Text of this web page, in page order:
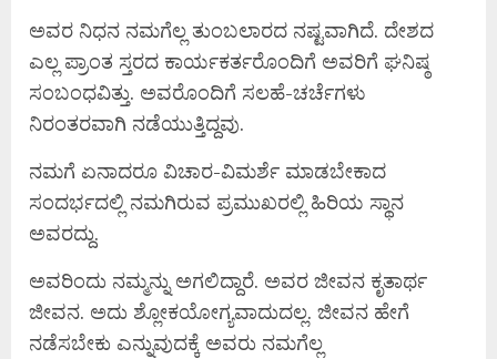
ಅವರ ನಿಧನ ನಮಗೆಲ್ಲ ತುಂಬಲಾರದ ನಷ್ಟವಾಗಿದೆ. ದೇಶದ
ಎಲ್ಲ ಪ್ರಾಂತ ಸ್ತರದ ಕಾರ್ಯಕರ್ತರೊಂದಿಗೆ ಅವರಿಗೆ ಘನಿಷ್ಠ
ಸಂಬಂಧವಿತ್ತು. ಅವರೊಂದಿಗೆ ಸಲಹೆ-ಚರ್ಚೆಗಳು
ನಿರಂತರವಾಗಿ ನಡೆಯುತ್ತಿದ್ದವು.
ನಮಗೆ ಏನಾದರೂ ವಿಚಾರ-ವಿಮರ್ಶೆ ಮಾಡಬೇಕಾದ
ಸಂದರ್ಭದಲ್ಲಿ ನಮಗಿರುವ ಪ್ರಮುಖರಲ್ಲಿ ಹಿರಿಯ ಸ್ಥಾನ
ಅವರದ್ದು.
ಅವರಿಂದು ನಮ್ಮನ್ನು ಅಗಲಿದ್ದಾರೆ. ಅವರ ಜೀವನ ಕೃತಾರ್ಥ
ಜೀವನ. ಅದು ಶ್ಲೋಕಯೋಗ್ಯವಾದುದಲ್ಲ. ಜೀವನ ಹೇಗೆ
ನಡೆಸಬೇಕು ಎನ್ನುವುದಕ್ಕೆ ಅವರು ನಮಗೆಲ್ಲ